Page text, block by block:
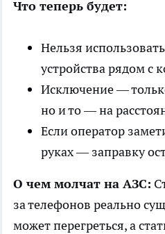
Что теперь будет:
Нельзя
устройства рядом с
Исключение —
но и то — на
Если оператор
руках — заправку
О чем молчат на АЗС:
за телефонов реально
может перегреться, а